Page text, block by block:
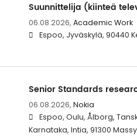
Suunnittelija (kiinteä
06.08.2026, Academic Work
Espoo, Jyväskylä, 90440
Senior Standards
06.08.2026, Nokia
Espoo, Oulu, Ålborg,
Karnataka, Intia, 91300